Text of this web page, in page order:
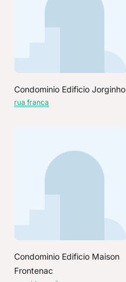
Condominio Edificio Jorginho
rua franca
Condominio Edificio Maison
Frontenac